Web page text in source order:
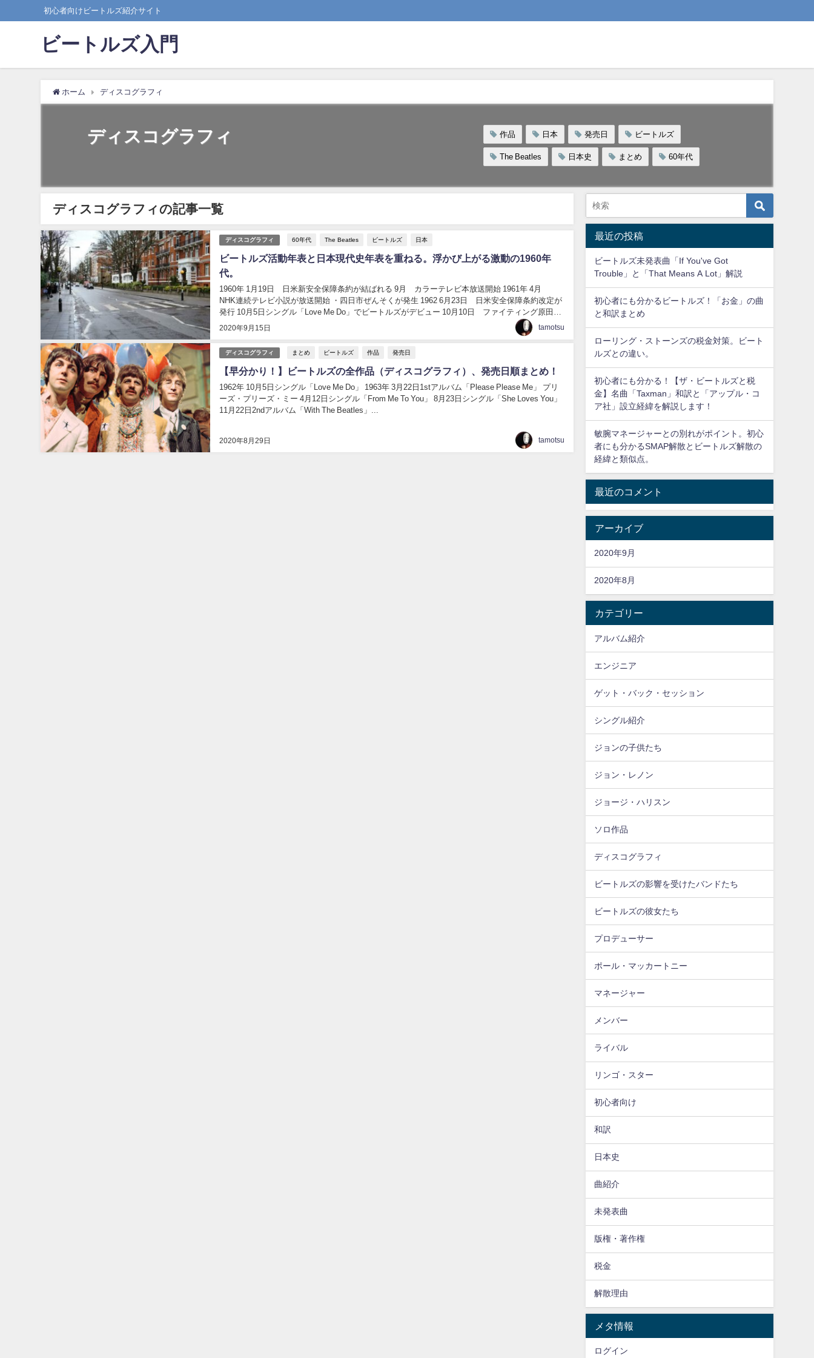
初心者向けビートルズ紹介サイト
ビートルズ入門
ホーム ディスコグラフィ
ディスコグラフィ 作品 日本 発売日 ビートルズ
The Beatles 日本史 まとめ 60年代
ディスコグラフィの記事一覧
ディスコグラフィ 60年代 The Beatles ビートルズ 日本
ビートルズ活動年表と日本現代史年表を重ねる。浮かび上がる激動の1960年
代。
2020年9月15日
1960年 1月19日 日米新安全保障条約が結ばれる 9月 カラーテレビ本放送開始 1961年 4月
NHK連続テレビ小説が放送開始 ・四日市ぜんそくが発生 1962 6月23日 日米安全保障条約改定が
発行 10月5日シングル「Love Me Do」でビートルズがデビュー 10月10日 ファイティング原田が
世界フライ級...
tamotsu
ディスコグラフィ まとめ ビートルズ 作品 発売日
【早分かり！】ビートルズの全作品（ディスコグラフィ）、発売日順まとめ！
2020年8月29日
1962年 10月5日シングル「Love Me Do」 1963年 3月22日1stアルバム「Please Please Me」 プリ
ーズ・プリーズ・ミー 4月12日シングル「From Me To You」 8月23日シングル「She Loves You」
11月22日2ndアルバム「With The Beatles」...
tamotsu
最近の投稿
ビートルズ未発表曲「If You've Got
Trouble」と「That Means A Lot」解説
初心者にも分かるビートルズ！「お金」の曲
と和訳まとめ
ローリング・ストーンズの税金対策。ビート
ルズとの違い。
初心者にも分かる！【ザ・ビートルズと税
金】名曲「Taxman」和訳と「アップル・コ
ア社」設立経緯を解説します！
敏腕マネージャーとの別れがポイント。初心
者にも分かるSMAP解散とビートルズ解散の
経緯と類似点。
最近のコメント
アーカイブ
2020年9月
2020年8月
カテゴリー
アルバム紹介
エンジニア
ゲット・バック・セッション
シングル紹介
ジョンの子供たち
ジョン・レノン
ジョージ・ハリスン
ソロ作品
ディスコグラフィ
ビートルズの影響を受けたバンドたち
ビートルズの彼女たち
プロデューサー
ポール・マッカートニー
マネージャー
メンバー
ライバル
リンゴ・スター
初心者向け
和訳
日本史
曲紹介
未発表曲
版権・著作権
税金
解散理由
メタ情報
ログイン